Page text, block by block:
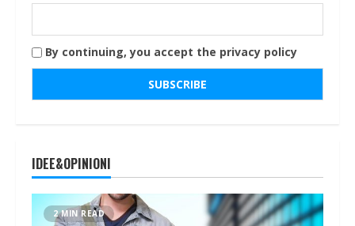
By continuing, you accept the privacy policy
IDEE&OPINIONI
2 MIN READ